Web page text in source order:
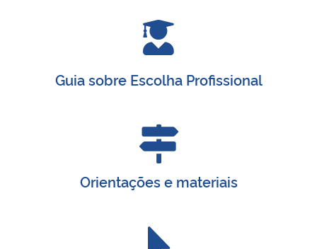
Guia sobre Escolha Profissional
Orientações e materiais